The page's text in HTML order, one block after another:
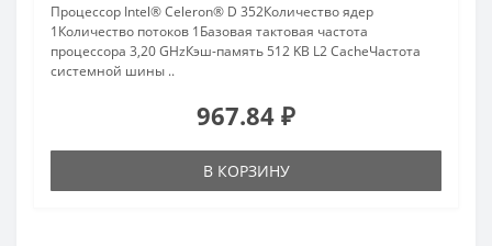
Процессор Intel® Celeron® D 352Количество ядер
1Количество потоков 1Базовая тактовая частота
процессора 3,20 GHzКэш-память 512 KB L2 CacheЧастота
системной шины ..
967.84 ₽
В КОРЗИНУ